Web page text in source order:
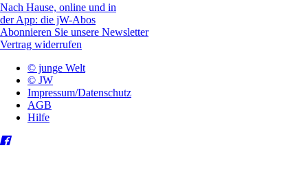
Nach Hause, online und in
der App: die jW-Abos
Abonnieren Sie unsere Newsletter
Vertrag widerrufen
© junge Welt
© JW
Impressum/Datenschutz
AGB
Hilfe